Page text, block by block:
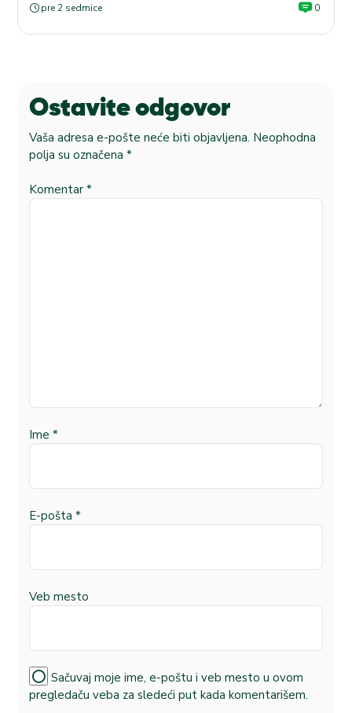
pre 2 sedmice 0
Ostavite odgovor
Vaša adresa e-pošte neće biti objavljena. Neophodna
polja su označena *
Komentar *
Ime *
E-pošta *
Veb mesto
Sačuvaj moje ime, e-poštu i veb mesto u ovom
pregledaču veba za sledeći put kada komentarišem.